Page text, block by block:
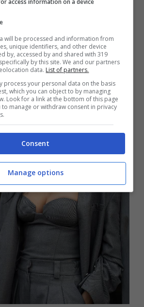
quanto lo è la sua
fan hanno decisamente
tanto che è stato
il nuovo di likes ricevuti
access information on a device
will be processed and information from
unique identifiers, and other device
by, accessed by and shared with 319
by this site. We and our partners
data. List of partners.
process your personal data on the basis
which you can object to by managing
Look for a link at the bottom of this page
to manage or withdraw consent in privacy
Consent
Manage options